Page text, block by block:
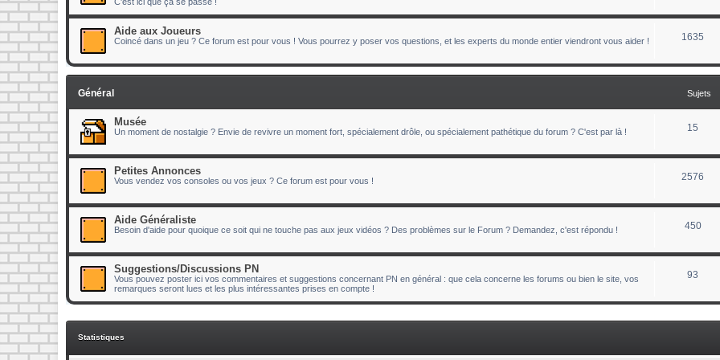
Aide aux Joueurs
Coincé dans un jeu ? Ce forum est pour vous ! Vous pourrez y poser vos questions, et les experts du monde entier viendront vous aider ! 1635
Général Sujets
Musée
Un moment de nostalgie ? Envie de revivre un moment fort, spécialement drôle, ou spécialement pathétique du forum ? C'est par là ! 15
Petites Annonces
Vous vendez vos consoles ou vos jeux ? Ce forum est pour vous ! 2576
Aide Généraliste
Besoin d'aide pour quoique ce soit qui ne touche pas aux jeux vidéos ? Des problèmes sur le Forum ? Demandez, c'est répondu ! 450
Suggestions/Discussions PN
Vous pouvez poster ici vos commentaires et suggestions concernant PN en général : que cela concerne les forums ou bien le site, vos
remarques seront lues et les plus intéressantes prises en compte !
93
Statistiques